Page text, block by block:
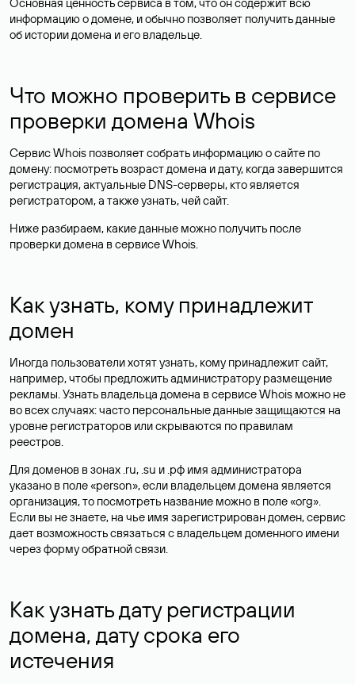
информацию о домене, и обычно позволяет получить данные
об истории домена и его владельце.
Что можно проверить в сервисе
проверки домена Whois
Сервис Whois позволяет собрать информацию о сайте по
домену: посмотреть возраст домена и дату, когда завершится
регистрация, актуальные DNS-серверы, кто является
регистратором, а также узнать, чей сайт.
Ниже разбираем, какие данные можно получить после
проверки домена в сервисе Whois.
Как узнать, кому принадлежит
домен
Иногда пользователи хотят узнать, кому принадлежит сайт,
например, чтобы предложить администратору размещение
рекламы. Узнать владельца домена в сервисе Whois можно не
во всех случаях: часто персональные данныезащищаются на
уровне регистраторов или скрываются по правилам
реестров.
Для доменов в зонах .ru, .su и .рф имя администратора
указано в поле «person», если владельцем домена является
организация, то посмотреть название можно в поле «org».
Если вы не знаете, на чье имя зарегистрирован домен, сервис
дает возможность связаться с владельцем доменного имени
через форму обратной связи.
Как узнать дату регистрации
домена, дату срока его
истечения